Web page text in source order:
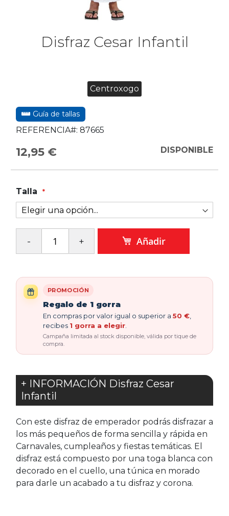
Disfraz Cesar Infantil
Centroxogo
Guía de tallas
REFERENCIA#: 87665
12,95 € DISPONIBLE
Talla
Añadir
PROMOCIÓN
Regalo de 1 gorra
En compras por valor igual o superior a 50 €
recibes 1 gorra a elegir
Campaña limitada al stock disponible, válida por tique de
compra.
+ INFORMACIÓN Disfraz Cesar
Infantil
Con este disfraz de emperador podrás disfrazar a
los más pequeños de forma sencilla y rápida en
Carnavales, cumpleaños y fiestas temáticas. El
disfraz está compuesto por una toga blanca con
decorado en el cuello, una túnica en morado
para darle un acabado a tu disfraz y corona.